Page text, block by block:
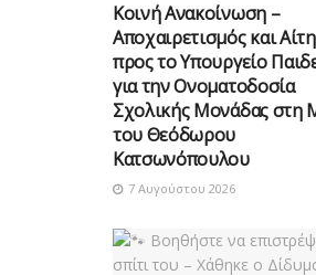
Κοινή Ανακοίνωση –
Αποχαιρετισμός και
προς το Υπουργείο
για την Ονοματοδοσία
Σχολικής Μονάδας στη
του Θεόδωρου
Κατσωνόπουλου
7 Αυγούστου 2026